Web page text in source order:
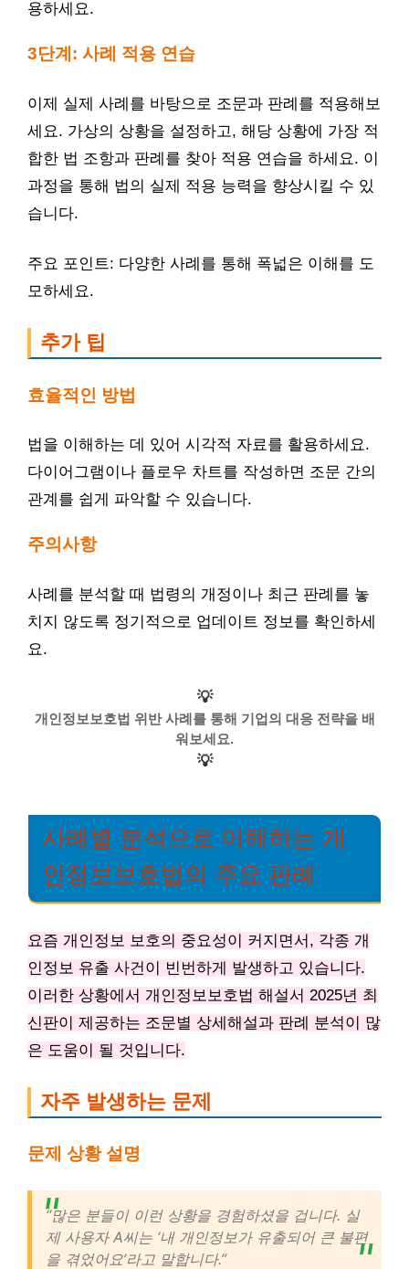
용하세요.
3단계: 사례 적용 연습
이제 실제 사례를 바탕으로 조문과 판례를 적용해보
세요. 가상의 상황을 설정하고, 해당 상황에 가장 적
합한 법 조항과 판례를 찾아 적용 연습을 하세요. 이
과정을 통해 법의 실제 적용 능력을 향상시킬 수 있
습니다.
주요 포인트: 다양한 사례를 통해 폭넓은 이해를 도
모하세요.
추가 팁
효율적인 방법
법을 이해하는 데 있어 시각적 자료를 활용하세요.
다이어그램이나 플로우 차트를 작성하면 조문 간의
관계를 쉽게 파악할 수 있습니다.
주의사항
사례를 분석할 때 법령의 개정이나 최근 판례를 놓
치지 않도록 정기적으로 업데이트 정보를 확인하세
요.
💡
개인정보보호법 위반 사례를 통해 기업의 대응 전략을 배
워보세요.
💡
사례별 분석으로 이해하는 개
인정보보호법의 주요 판례
요즘 개인정보 보호의 중요성이 커지면서, 각종 개
인정보 유출 사건이 빈번하게 발생하고 있습니다.
이러한 상황에서 개인정보보호법 해설서 2025년 최
신판이 제공하는 조문별 상세해설과 판례 분석이 많
은 도움이 될 것입니다.
자주 발생하는 문제
문제 상황 설명
“많은 분들이 이런 상황을 경험하셨을 겁니다. 실
제 사용자 A씨는 ‘내 개인정보가 유출되어 큰 불편
을 겪었어요’라고 말합니다.”